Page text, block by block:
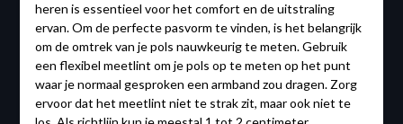
heren is essentieel voor het comfort en de uitstraling
ervan. Om de perfecte pasvorm te vinden, is het belangrijk
om de omtrek van je pols nauwkeurig te meten. Gebruik
een flexibel meetlint om je pols op te meten op het punt
waar je normaal gesproken een armband zou dragen. Zorg
ervoor dat het meetlint niet te strak zit, maar ook niet te